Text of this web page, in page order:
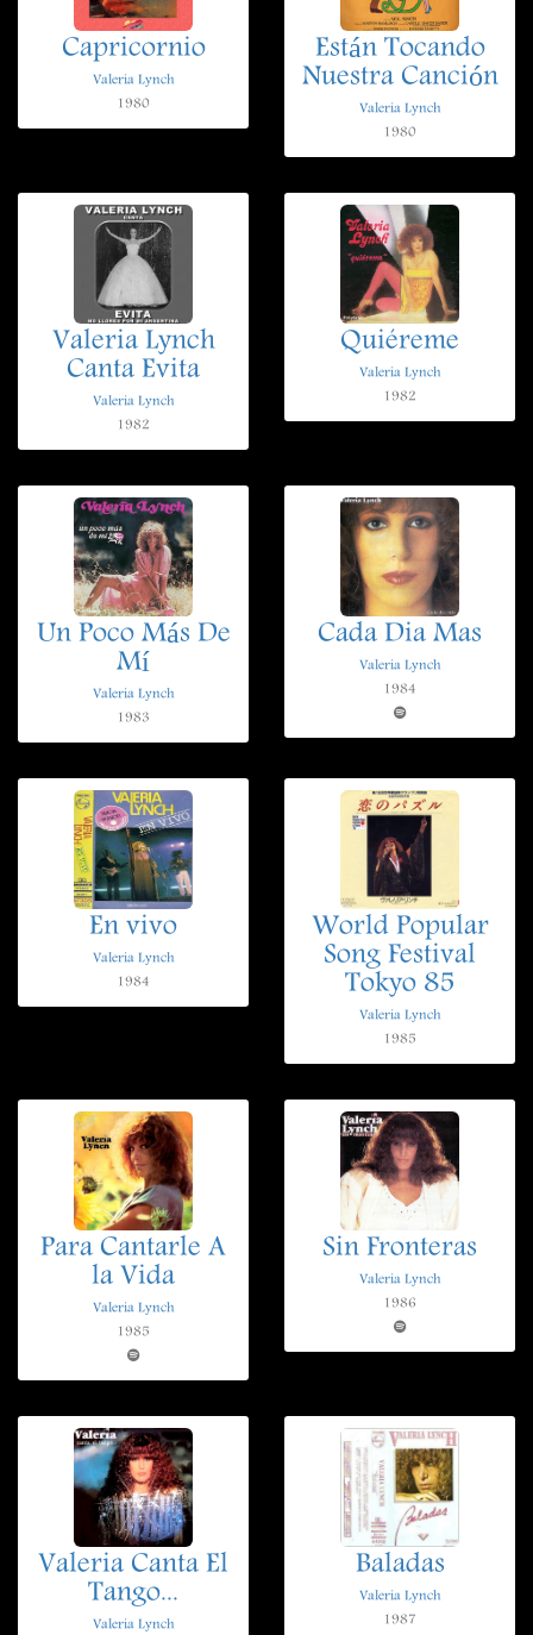
Capricornio
Valeria Lynch
1980
Están Tocando
Nuestra Canción
Valeria Lynch
1980
Valeria Lynch
Canta Evita
Valeria Lynch
1982
Quiéreme
Valeria Lynch
1982
Un Poco Más De
Mí
Valeria Lynch
1983
Cada Dia Mas
Valeria Lynch
1984
En vivo
Valeria Lynch
1984
World Popular
Song Festival
Tokyo 85
Valeria Lynch
1985
Para Cantarle A
la Vida
Valeria Lynch
1985
Sin Fronteras
Valeria Lynch
1986
Valeria Canta El
Tango...
Valeria Lynch
Baladas
Valeria Lynch
1987